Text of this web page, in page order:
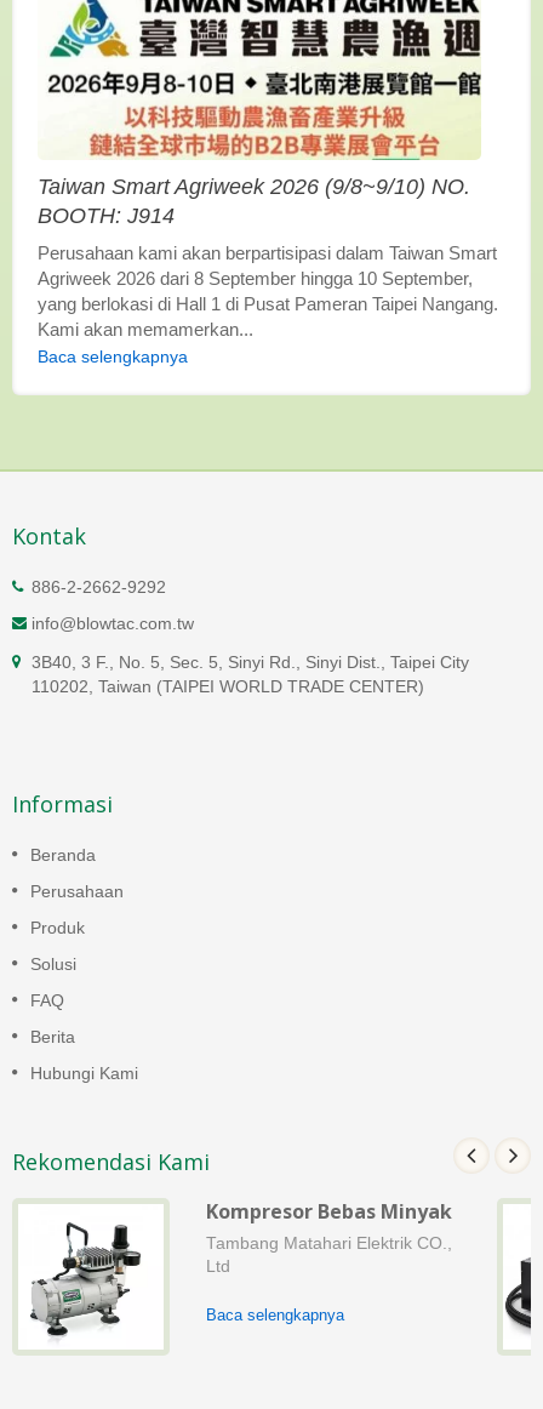
Taiwan Smart Agriweek 2026 (9/8~9/10) NO.
BOOTH: J914
Perusahaan kami akan berpartisipasi dalam Taiwan Smart
Agriweek 2026 dari 8 September hingga 10 September,
yang berlokasi di Hall 1 di Pusat Pameran Taipei Nangang.
Kami akan memamerkan...
Baca selengkapnya
Kontak
886-2-2662-9292
info@blowtac.com.tw
3B40, 3 F., No. 5, Sec. 5, Sinyi Rd., Sinyi Dist., Taipei City
110202, Taiwan (TAIPEI WORLD TRADE CENTER)
Informasi
Beranda
Perusahaan
Produk
Solusi
FAQ
Berita
Hubungi Kami
Rekomendasi Kami
Kompresor Bebas Minyak
Tambang Matahari Elektrik CO.,
Ltd
Baca selengkapnya